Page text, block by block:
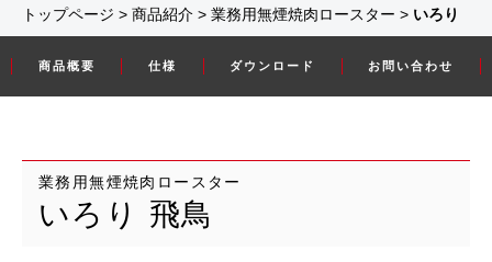
トップページ > 商品紹介 > 業務用無煙焼肉ロースター > いろり
商品概要 仕様 ダウンロード お問い合わせ
業務用無煙焼肉ロースター
いろり 飛鳥